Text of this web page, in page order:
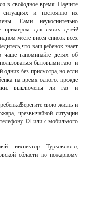
в свободное время. Научите
и постоянно их
Сами неукоснительно
примером для своих детей!
месте висел список всех
что ваш ребенок знает
напоминайте детям об
бытовыми газо- и
одних без присмотра, но если
на время одного, прежде
выключены ли газ и
свою жизнь и
чрезвычайной ситуации
01 или с мобильного
инспектор Турковского,
области по пожарному